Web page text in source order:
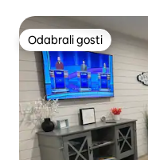
Odabrali gosti
Odabrali gosti